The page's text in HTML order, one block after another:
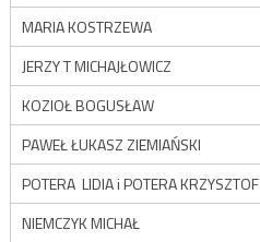
MARIA KOSTRZEWA
JERZY T MICHAJŁOWICZ
KOZIOŁ BOGUSŁAW
PAWEŁ ŁUKASZ ZIEMIAŃSKI
POTERA LIDIA i POTERA KRZYSZTOF
NIEMCZYK MICHAŁ